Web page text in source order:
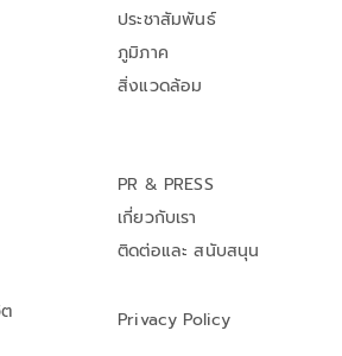
ประชาสัมพันธ์
ภูมิภาค
สิ่งแวดล้อม
PR & PRESS
เกี่ยวกับเรา
ติดต่อและ สนับสนุน
Privacy Policy